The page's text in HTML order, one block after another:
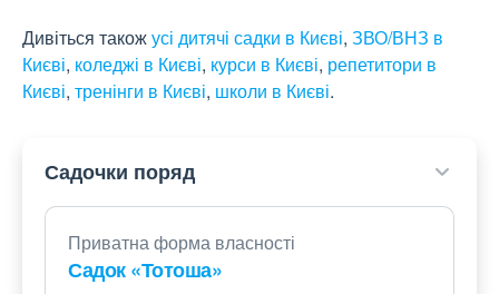
Дивіться такожусі дитячі садки в Києві, ЗВО/ВНЗ в
Києві, коледжі в Києві, курси в Києві, репетитори в
Києві, тренінги в Києві, школи в Києві.
Садочки поряд
Приватна форма власності
Садок «Тотоша»